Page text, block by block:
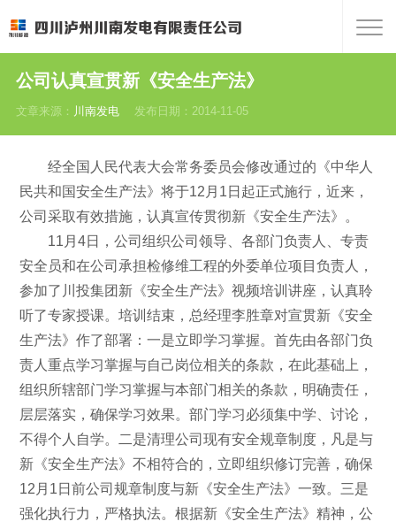
公司认真宣贯新《安全生产法》
文章来源： 川南发电 发布日期：2014-11-05
经全国人民代表大会常务委员会修改通过的《中华人
民共和国安全生产法》将于12月1日起正式施行，近来，
公司采取有效措施，认真宣传贯彻新《安全生产法》。
11月4日，公司组织公司领导、各部门负责人、专责
安全员和在公司承担检修维工程的外委单位项目负责人，
参加了川投集团新《安全生产法》视频培训讲座，认真聆
听了专家授课。培训结束，总经理李胜章对宣贯新《安全
生产法》作了部署：一是立即学习掌握。首先由各部门负
责人重点学习掌握与自己岗位相关的条款，在此基础上，
组织所辖部门学习掌握与本部门相关的条款，明确责任，
层层落实，确保学习效果。部门学习必须集中学、讨论，
不得个人自学。二是清理公司现有安全规章制度，凡是与
新《安全生产法》不相符合的，立即组织修订完善，确保
12月1日前公司规章制度与新《安全生产法》一致。三是
强化执行力，严格执法。根据新《安全生产法》精神，公